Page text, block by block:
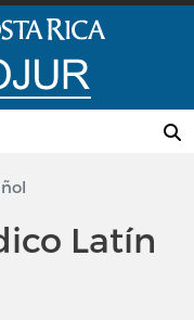
al contenido principal
Latín